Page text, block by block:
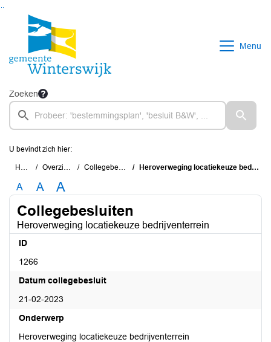
Ga naar de inhoud van deze pagina
Ga naar het zoeken
Ga naar het menu
Menu
Zoeken
U bevindt zich hier:
Home Overzichten Collegebesluiten Heroverweging locatiekeuze bedrijventerrein
A A A
Collegebesluiten
Heroverweging locatiekeuze bedrijventerrein
ID
1266
Datum collegebesluit
21-02-2023
Onderwerp
Heroverweging locatiekeuze bedrijventerrein